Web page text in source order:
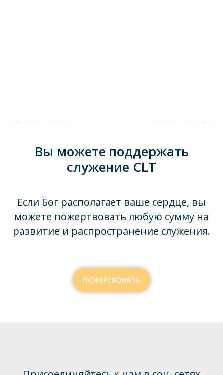
Вы можете поддержать
служение CLT
Если Бог располагает ваше сердце, вы
можете пожертвовать любую сумму на
развитие и распространение служения.
ПОЖЕРТВОВАТЬ